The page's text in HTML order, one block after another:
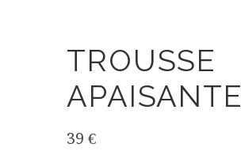
TROUSSE
APAISANTE
39 €